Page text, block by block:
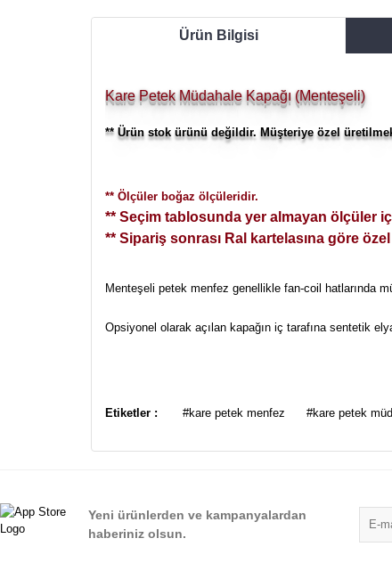
Ürün Bilgisi
Kare Petek Müdahale Kapağı (Menteşeli)
** Ürün stok ürünü değildir. Müşteriye özel
** Ölçüler boğaz ölçüleridir.
** Seçim tablosunda yer almayan ölçüler
** Sipariş sonrası Ral kartelasına göre
Menteşeli petek menfez genellikle fan-coil hatlarında
Opsiyonel olarak açılan kapağın iç tarafına sentetik
Ürün resmi kalitesiz, bozuk veya görüntülenemiyor.
Ürün fiyatı diğer sitelerden daha pahalı.
Etiketler : #kare petek menfez #kare petek
Yeni ürünlerden ve kampanyalardan
haberiniz olsun.